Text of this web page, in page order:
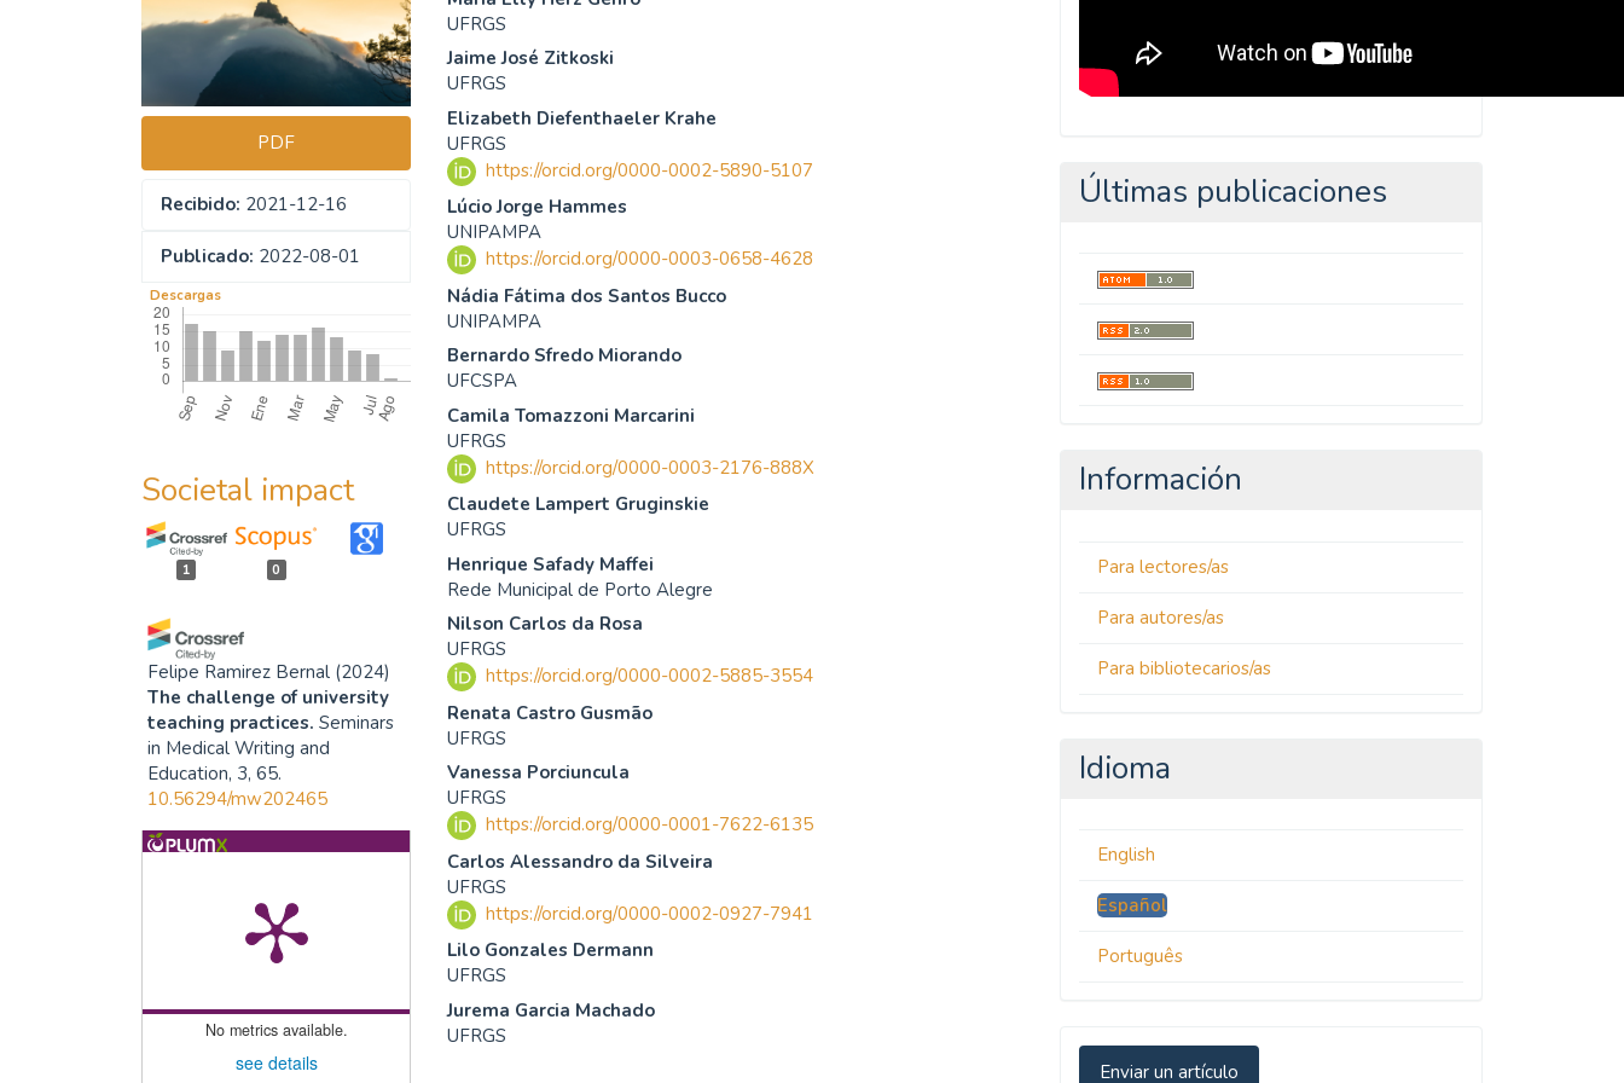
del
artículo
PDF
Recibido: 2021-12-16
Publicado: 2022-08-01
Descargas
Societal impact
1 0
Felipe Ramirez Bernal (2024)
The challenge of university
teaching practices. Seminars
in Medical Writing and
Education, 3, 65.
10.56294/mw202465
No metrics available.
see details
del
artículo
UFRGS
Jaime José Zitkoski
UFRGS
Elizabeth Diefenthaeler Krahe
UFRGS
https://orcid.org/0000-0002-5890-5107
Lúcio Jorge Hammes
UNIPAMPA
https://orcid.org/0000-0003-0658-4628
Nádia Fátima dos Santos Bucco
UNIPAMPA
Bernardo Sfredo Miorando
UFCSPA
Camila Tomazzoni Marcarini
UFRGS
https://orcid.org/0000-0003-2176-888X
Claudete Lampert Gruginskie
UFRGS
Henrique Safady Maffei
Rede Municipal de Porto Alegre
Nilson Carlos da Rosa
UFRGS
https://orcid.org/0000-0002-5885-3554
Renata Castro Gusmão
UFRGS
Vanessa Porciuncula
UFRGS
https://orcid.org/0000-0001-7622-6135
Carlos Alessandro da Silveira
UFRGS
https://orcid.org/0000-0002-0927-7941
Lilo Gonzales Dermann
UFRGS
Jurema Garcia Machado
UFRGS
Últimas publicaciones
Información
Para lectores/as
Para autores/as
Para bibliotecarios/as
Idioma
English
Español
Português
Enviar
Enviar un artículo